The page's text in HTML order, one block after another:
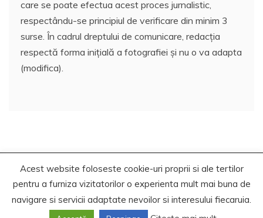
care se poate efectua acest proces jurnalistic,
respectându-se principiul de verificare din minim 3
surse. În cadrul dreptului de comunicare, redacția
respectă forma inițială a fotografiei și nu o va adapta
(modifica).
Copyrights. © 2021 Segra Media
Proudly powered by WordPress|
Theme: Recent News
byCandid Themes
Acest website foloseste cookie-uri proprii si ale tertilor
pentru a furniza vizitatorilor o experienta mult mai buna de
navigare si servicii adaptate nevoilor si interesului fiecaruia.